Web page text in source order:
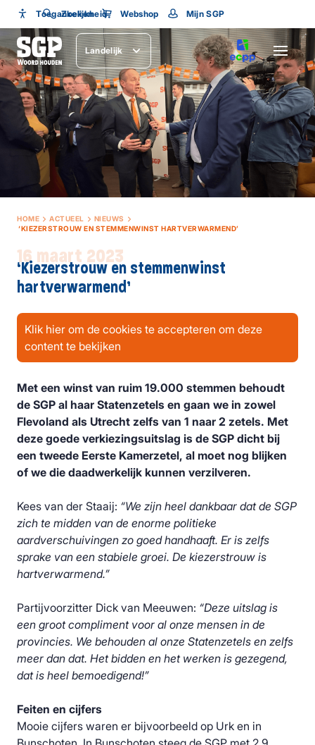
Toegankelijkheid
Toegankelijkheid
Lettergrootte
Zoeken Webshop Mijn SGP
Landelijk SLUITEN
HOME ACTUEEL
NIEUWS
‘KIEZERSTROUW EN STEMMENWINST HARTVERWARMEND’
16 maart 2023
‘Kiezerstrouw en stemmenwinst
hartverwarmend’
Klik hier om de cookies te accepteren om deze
content te bekijken
Met een winst van ruim 19.000 stemmen behoudt
de SGP al haar Statenzetels en gaan we in zowel
Flevoland als Utrecht zelfs van 1 naar 2 zetels. Met
deze goede verkiezingsuitslag is de SGP dicht bij
een tweede Eerste Kamerzetel, al moet nog blijken
of we die daadwerkelijk kunnen verzilveren.
Kees van der Staaij: “We zijn heel dankbaar dat de SGP
zich te midden van de enorme politieke
aardverschuivingen zo goed handhaaft. Er is zelfs
sprake van een stabiele groei. De kiezerstrouw is
hartverwarmend.”
Partijvoorzitter Dick van Meeuwen: “Deze uitslag is
een groot compliment voor al onze mensen in de
provincies. We behouden al onze Statenzetels en zelfs
meer dan dat. Het bidden en het werken is gezegend,
dat is heel bemoedigend!”
Feiten en cijfers
Mooie cijfers waren er bijvoorbeeld op Urk en in